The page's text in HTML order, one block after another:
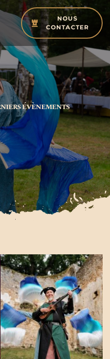
NOUS
CONTACTER
évènements